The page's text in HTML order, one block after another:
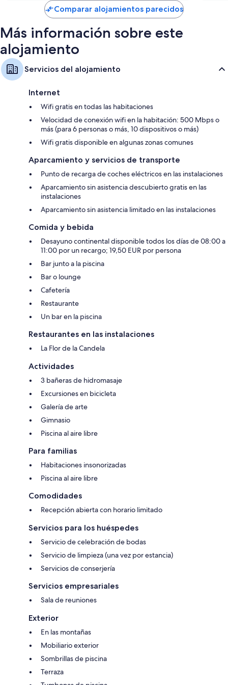
Armarios o roperos, servicio de limpieza limitado y escritorios
de
62 €
Comparar alojamientos parecidos
Más información sobre este
alojamiento
Servicios del alojamiento
Internet
Wifi gratis en todas las habitaciones
Velocidad de conexión wifi en la habitación: 500 Mbps o
más (para 6 personas o más, 10 dispositivos o más)
Wifi gratis disponible en algunas zonas comunes
Aparcamiento y servicios de transporte
Punto de recarga de coches eléctricos en las instalaciones
Aparcamiento sin asistencia descubierto gratis en las
instalaciones
Aparcamiento sin asistencia limitado en las instalaciones
Comida y bebida
Desayuno continental disponible todos los días de 08:00 a
11:00 por un recargo; 19,50 EUR por persona
Bar junto a la piscina
Bar o lounge
Cafetería
Restaurante
Un bar en la piscina
Restaurantes en las instalaciones
La Flor de la Candela
Actividades
3 bañeras de hidromasaje
Excursiones en bicicleta
Galería de arte
Gimnasio
Piscina al aire libre
Para familias
Habitaciones insonorizadas
Piscina al aire libre
Comodidades
Recepción abierta con horario limitado
Servicios para los huéspedes
Servicio de celebración de bodas
Servicio de limpieza (una vez por estancia)
Servicios de conserjería
Servicios empresariales
Sala de reuniones
Exterior
En las montañas
Mobiliario exterior
Sombrillas de piscina
Terraza